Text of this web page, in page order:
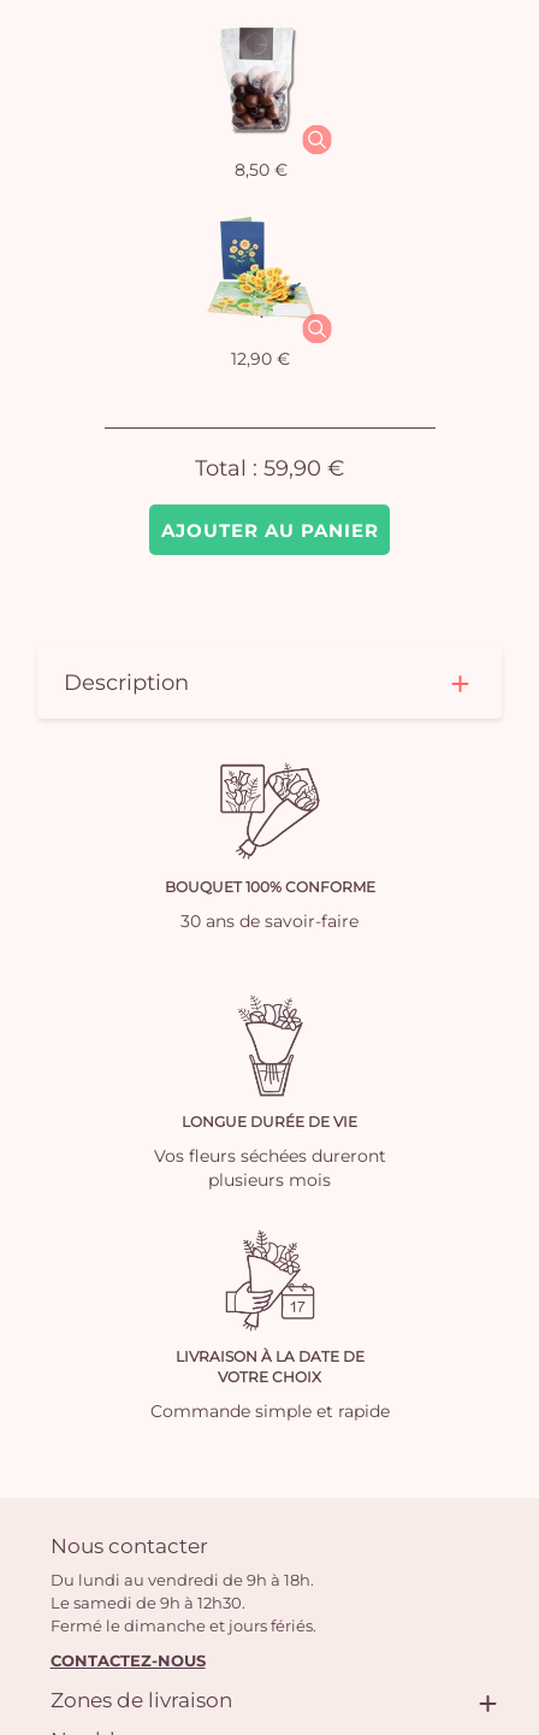
AJOUTER AU PANIER
8,50 €
12,90 €
Total : 59,90 €
Description
BOUQUET 100% CONFORME
30 ans de savoir-faire
LONGUE DURÉE DE VIE
Vos fleurs séchées dureront
plusieurs mois
LIVRAISON À LA DATE DE
VOTRE CHOIX
Commande simple et rapide
Nous contacter
Du lundi au vendredi de 9h à 18h.
Le samedi de 9h à 12h30.
Fermé le dimanche et jours fériés.
CONTACTEZ-NOUS
Zones de livraison